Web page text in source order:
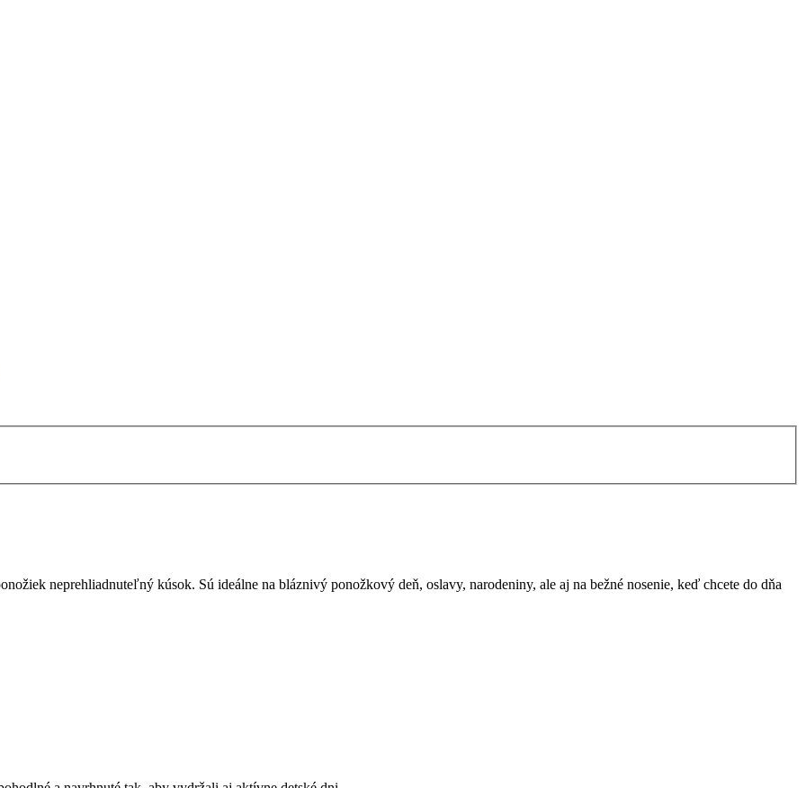
neprehliadnuteľný kúsok. Sú ideálne na bláznivý ponožkový deň, oslavy, narodeniny, ale aj na bežné nosenie, keď chcete do dňa